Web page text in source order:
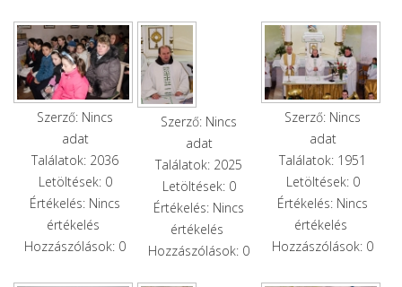
Szerző: Nincs
adat
Találatok: 2036
Letöltések: 0
Értékelés: Nincs
értékelés
Hozzászólások: 0
Szerző: Nincs
adat
Találatok: 2025
Letöltések: 0
Értékelés: Nincs
értékelés
Hozzászólások: 0
Szerző: Nincs
adat
Találatok: 1951
Letöltések: 0
Értékelés: Nincs
értékelés
Hozzászólások: 0